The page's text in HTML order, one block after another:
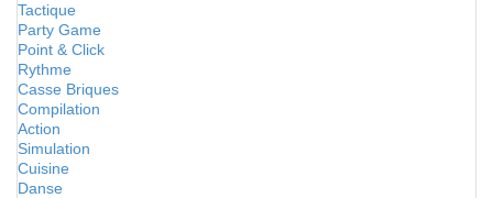
Tactique
Party Game
Point & Click
Rythme
Casse Briques
Compilation
Action
Simulation
Cuisine
Danse